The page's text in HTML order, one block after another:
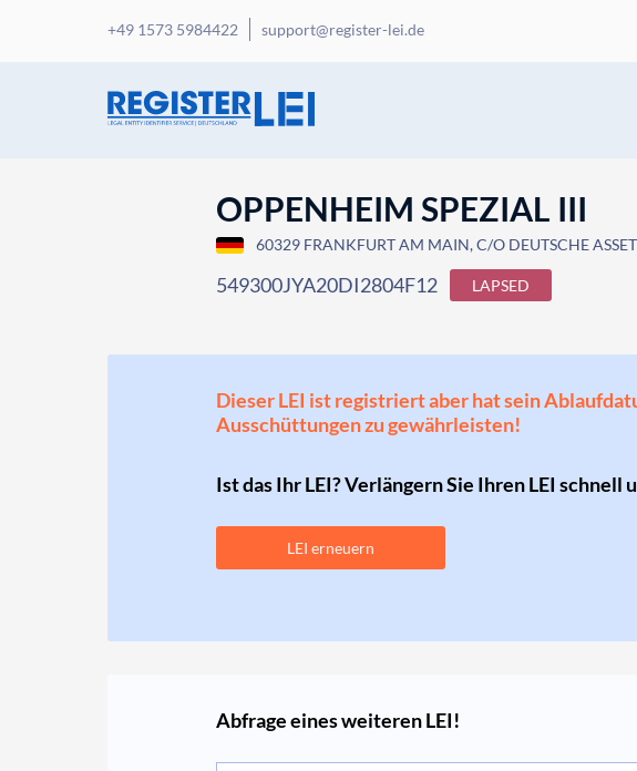
+49 1573 5984422 support@register-lei.de
OPPENHEIM SPEZIAL III
60329 FRANKFURT AM MAIN, C/O DEUTSCHE
549300JYA20DI2804F12 LAPSED
Dieser LEI ist registriert aber hat sein
Ausschüttungen zu gewährleisten!
Ist das Ihr LEI? Verlängern Sie Ihren LEI schnell
LEI erneuern
Abfrage eines weiteren LEI!